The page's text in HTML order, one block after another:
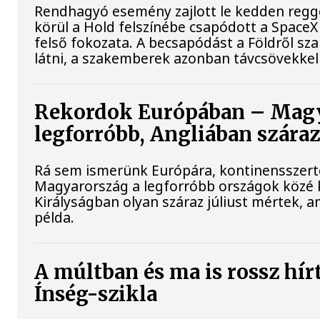
Rendhagyó esemény zajlott le kedden
körül a Hold felszínébe csapódott a
felső fokozata. A becsapódást a Földről
látni, a szakemberek azonban
Rekordok Európában –
legforróbb, Angliában
Rá sem ismerünk Európára,
Magyarország a legforróbb országok
Királyságban olyan száraz júliust mértek,
példa.
A múltban és ma is rossz
Ínség-szikla